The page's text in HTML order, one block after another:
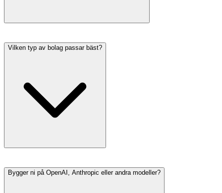
Vilken typ av bolag passar bäst?
Bygger ni på OpenAI, Anthropic eller andra modeller?